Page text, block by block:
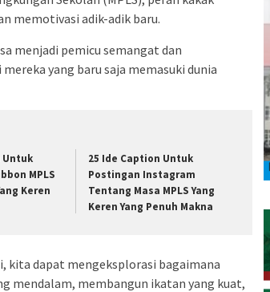
memotivasi adik-adik baru.
menjadi pemicu semangat dan
yang baru saja memasuki dunia
Untuk
MPLS
Keren
25 Ide Caption Untuk
Postingan Instagram
Tentang Masa MPLS Yang
Keren Yang Penuh Makna
kita dapat mengeksplorasi bagaimana
mendalam, membangun ikatan yang kuat,